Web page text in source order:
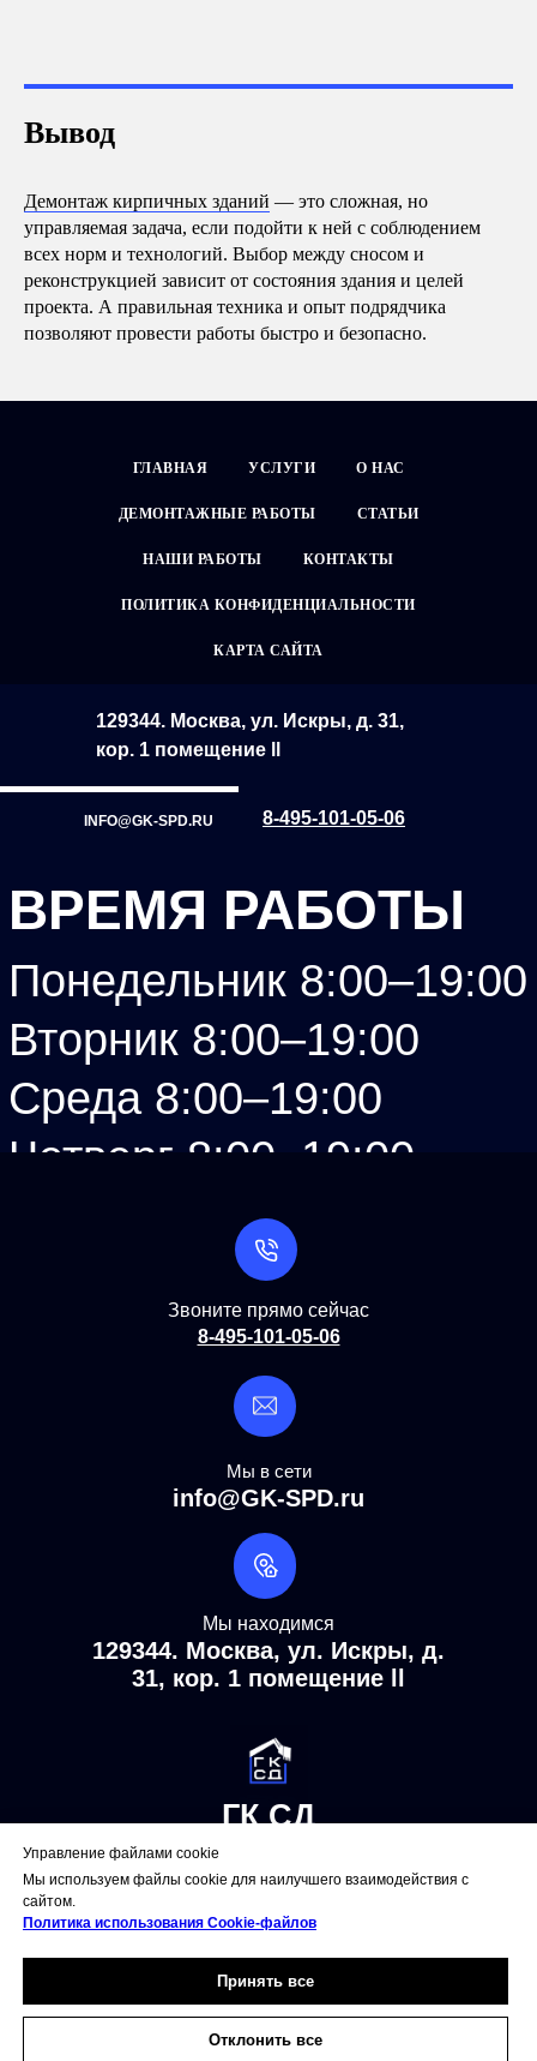
Вывод
Демонтаж кирпичных зданий — это сложная, но
управляемая задача, если подойти к ней с соблюдением
всех норм и технологий. Выбор между сносом и
реконструкцией зависит от состояния здания и целей
проекта. А правильная техника и опыт подрядчика
позволяют провести работы быстро и безопасно.
ГЛАВНАЯ УСЛУГИ О НАС
ДЕМОНТАЖНЫЕ РАБОТЫ СТАТЬИ
НАШИ РАБОТЫ КОНТАКТЫ
ПОЛИТИКА КОНФИДЕНЦИАЛЬНОСТИ
КАРТА САЙТА
ВРЕМЯ РАБОТЫ
Понедельник 8:00–19:00
Вторник 8:00–19:00
Среда 8:00–19:00
Четверг 8:00–19:00
Пятница 8:00–19:00
Суббота 8:00–19:00
Воскресенье 8:00–19:00
129344. Москва, ул. Искры, д. 31,
кор. 1 помещение ll
8-495-101-05-06
INFO@GK-SPD.RU
8-495-101-05-06
Звоните прямо сейчас
info@GK-SPD.ru
Мы в сети
129344. Москва, ул. Искры, д.
31, кор. 1 помещение ll
Мы находимся
ГК СД
Снос зданий и сооружений
ВРЕМЯ РАБОТЫ
Понедельник 8:00–
Управление файлами cookie
Мы используем файлы cookie для наилучшего взаимодействия с
сайтом.
Политика использования Сookie-файлов
Принять все
Отклонить все